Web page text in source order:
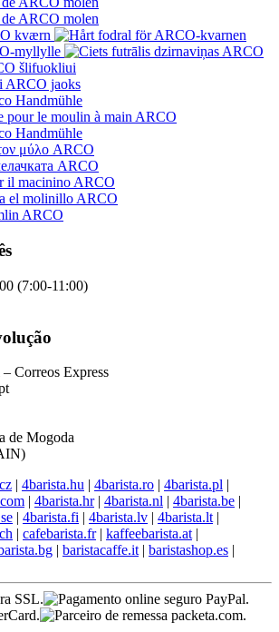
(7:00-11:00)
Correos Express
de Mogoda
| 4barista.hu | 4barista.ro | 4barista.pl |
| 4barista.hr| 4barista.nl | 4barista.be |
| 4barista.fi | 4barista.lv | 4barista.lt |
| cafebarista.fr| kaffeebarista.at |
| baristacaffe.it | baristashop.es |